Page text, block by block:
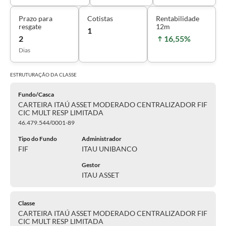
Prazo para
resgate
2
Dias
Cotistas
1
Rentabilidade
12m
16,55%
ESTRUTURAÇÃO DACLASSE
Fundo/Casca
CARTEIRA ITAÚ ASSET MODERADO CENTRALIZADOR FIF
CIC MULT RESP LIMITADA
46.479.544/0001-89
Tipo do Fundo
FIF
Administrador
ITAU UNIBANCO
Gestor
ITAU ASSET
Classe
CARTEIRA ITAÚ ASSET MODERADO CENTRALIZADOR FIF
CIC MULT RESP LIMITADA